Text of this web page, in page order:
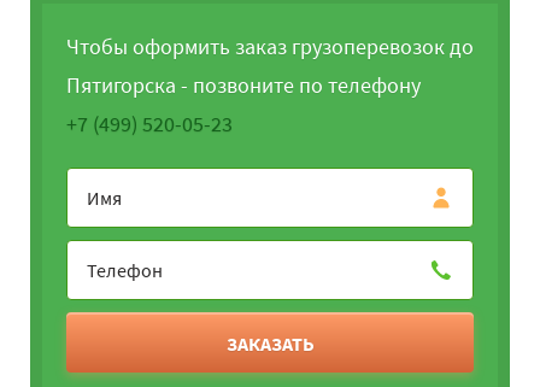
Чтобы оформить заказ грузоперевозок до
Пятигорска - позвоните по телефону
+7 (499) 520-05-23
ЗАКАЗАТЬ